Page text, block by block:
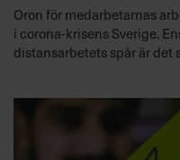
Oron för medarbetarnas
i corona-krisens Sverige.
distansarbetets spår är det